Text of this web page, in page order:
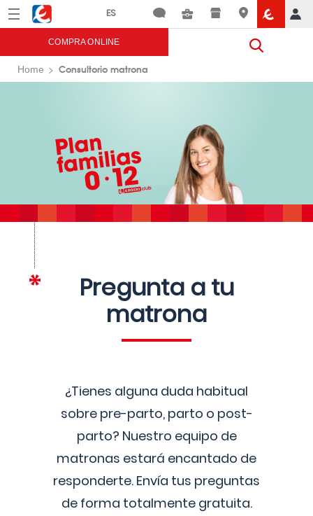
Menú Eroski
COMPRA ONLINE
Home Consultorio matrona
Pregunta a tu
matrona
¿Tienes alguna duda habitual
sobre pre-parto, parto o post-
parto? Nuestro equipo de
matronas estará encantado de
responderte. Envía tus preguntas
de forma totalmente gratuita.